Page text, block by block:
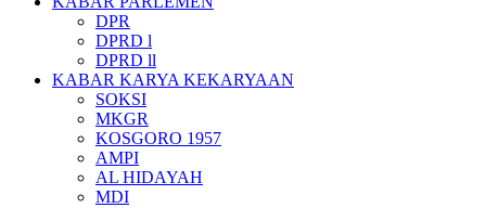
DPR
DPRD l
DPRD ll
KABAR KARYA KEKARYAAN
SOKSI
MKGR
KOSGORO 1957
AMPI
AL HIDAYAH
MDI